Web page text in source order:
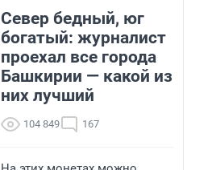
Север бедный, юг
богатый: журналист
проехал все города
Башкирии — какой из
них лучший
104 849 167